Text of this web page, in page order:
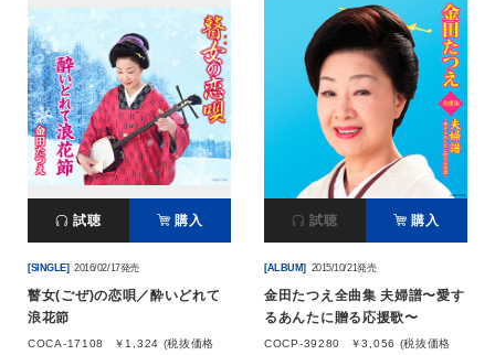
試聴 購入
[SINGLE] 2016/02/17発売
瞽女(ごぜ)の恋唄／酔いどれて
浪花節
COCA-17108
￥1,324 (税抜価格
試聴 購入
[ALBUM] 2015/10/21発売
金田たつえ全曲集 夫婦譜〜愛す
るあんたに贈る応援歌〜
COCP-39280
￥3,056 (税抜価格